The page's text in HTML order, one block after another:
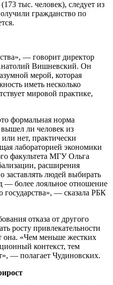
тыс. человек), следует из
гражданство по
— говорит директор
Вишневский. Он
мерой, которая
иметь несколько
мировой практике,
формальная норма
вышел ли человек из
нет, практически
лабораторией экономики
факультета МГУ Ольга
расширения
заставлять людей выбирать
— более лояльное отношение
государства», — сказала РБК
отказа от другого
росту привлекательности
она. «Чем меньше жестких
контекст, тем
— полагает Чудиновских.